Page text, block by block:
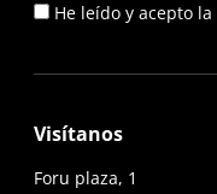
He leído y acepto la
Visítanos
Foru plaza, 1